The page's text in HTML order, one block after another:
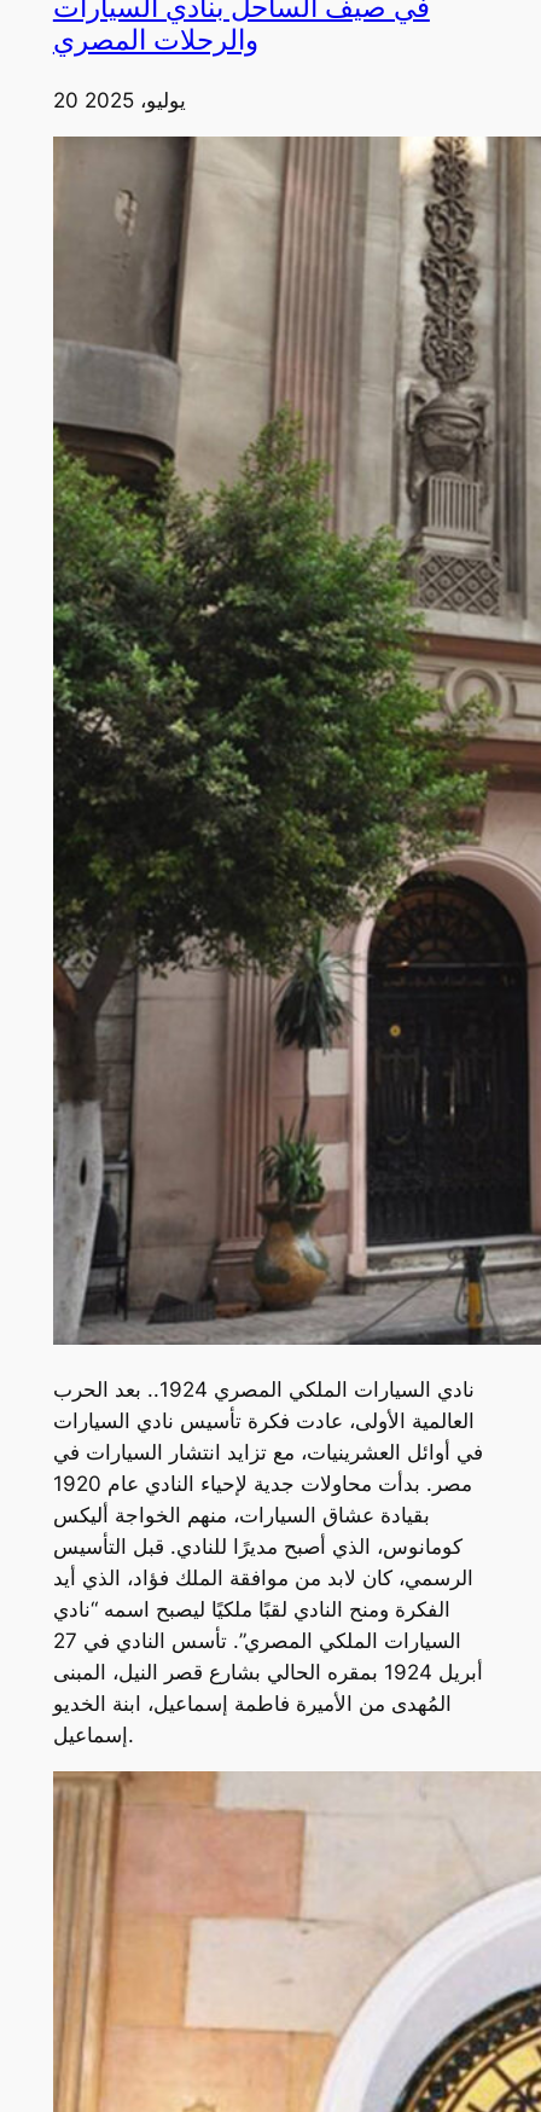
في صيف الساحل بنادي السيارات
والرحلات المصري
20 يوليو، 2025
نادي السيارات الملكي المصري 1924.. بعد الحرب
العالمية الأولى، عادت فكرة تأسيس نادي السيارات
في أوائل العشرينيات، مع تزايد انتشار السيارات في
مصر. بدأت محاولات جدية لإحياء النادي عام 1920
بقيادة عشاق السيارات، منهم الخواجة أليكس
كومانوس، الذي أصبح مديرًا للنادي. قبل التأسيس
الرسمي، كان لابد من موافقة الملك فؤاد، الذي أيد
الفكرة ومنح النادي لقبًا ملكيًا ليصبح اسمه “نادي
السيارات الملكي المصري”. تأسس النادي في 27
أبريل 1924 بمقره الحالي بشارع قصر النيل، المبنى
المُهدى من الأميرة فاطمة إسماعيل، ابنة الخديو
إسماعيل.